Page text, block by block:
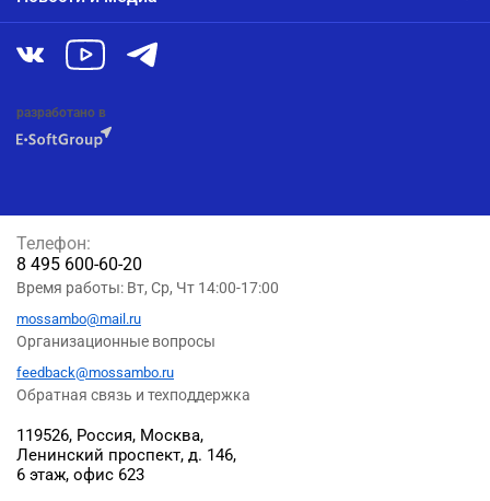
разработано в
119526, Россия, Москва,
Ленинский проспект, д. 146,
6 этаж, офис 623
Телефон:
8 495 600-60-20
Время работы: Вт, Ср, Чт 14:00-17:00
mossambo@mail.ru
Организационные вопросы
feedback@mossambo.ru
Обратная связь и техподдержка